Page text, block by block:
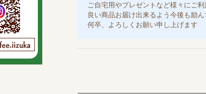
ご自宅用やプレゼントなど様々にご
良い商品お届け出来るよう今後も励
何卒、よろしくお願い申し上げます